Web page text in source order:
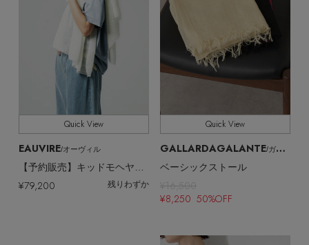
Quick View
EAUVIRE/オーヴィル
¥79,200 残りわずか
Quick View
GALLARDAGALANTE/ガリャルダガランテ
ベーシックストール
¥16,500
¥8,250 50%OFF